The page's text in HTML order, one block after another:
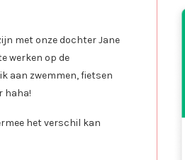
met onze dochter Jane
werken op de
aan zwemmen, fietsen
haha!
het verschil kan